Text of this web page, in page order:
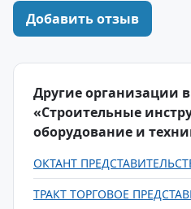
Добавить отзыв
Другие организации
«Строительные
оборудование и
ОКТАНТ
ТРАКТ ТОРГОВОЕ